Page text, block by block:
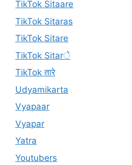
TikTok Sitaare
TikTok Sitaras
TikTok Sitare
TikTok Sitarे
TikTok तारे
Udyamikarta
Vyapaar
Vyapar
Yatra
Youtubers